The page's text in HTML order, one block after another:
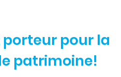
pour la
patrimoine!